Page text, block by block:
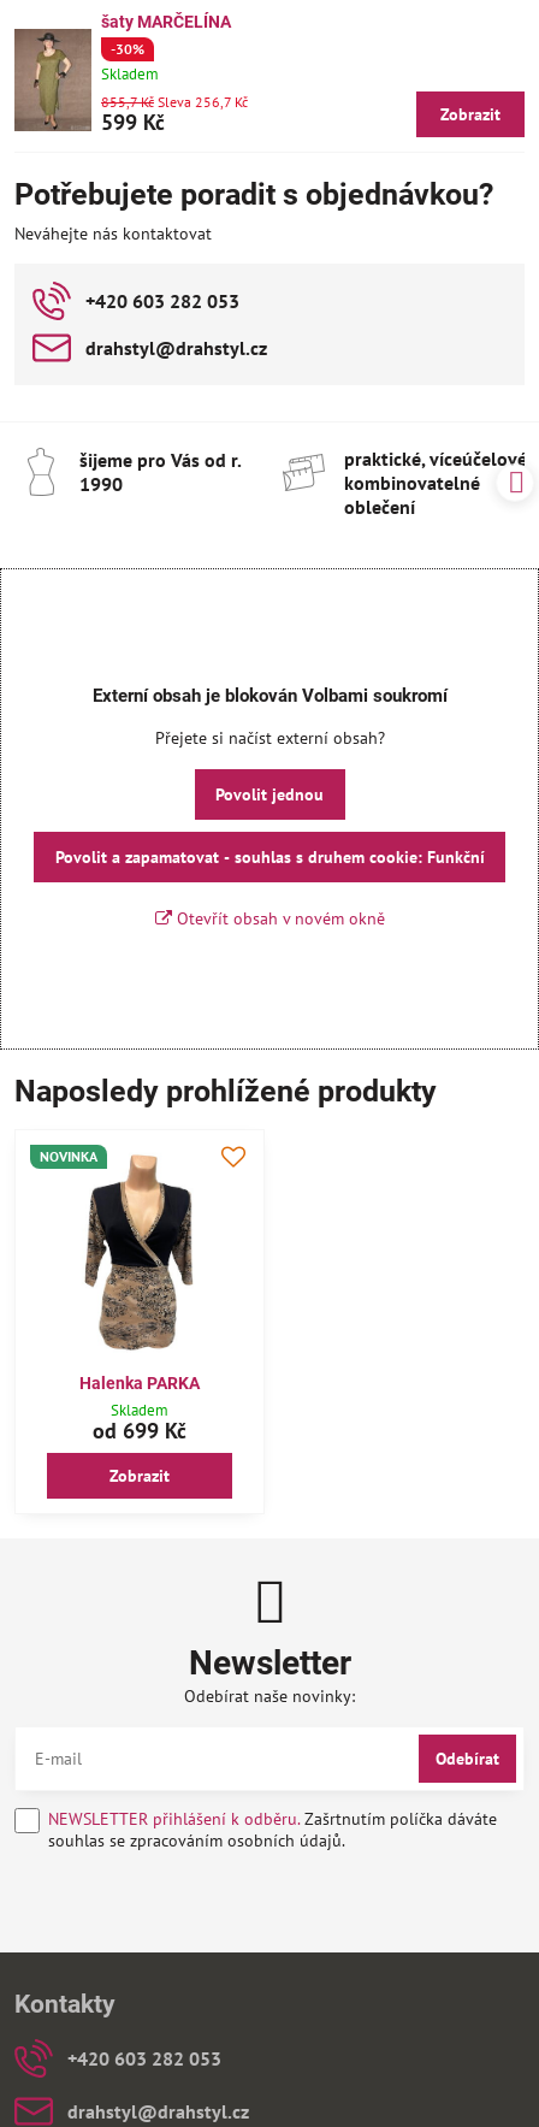
šaty MARČELÍNA
-30%
Skladem
599 Kč
855,7 Kč Sleva 256,7 Kč
Zobrazit
Potřebujete poradit s objednávkou?
Neváhejte nás kontaktovat
+420 603 282 053
drahstyl​@drahstyl​.cz
šijeme pro Vás od r​.
1990
praktické, víceúčelové
kombinovatelné
oblečení
Externí obsah je blokován Volbami soukromí
Přejete si načíst externí obsah?
Povolit jednou
Povolit a zapamatovat - souhlas s druhem cookie: Funkční
Otevřít obsah v novém okně
Naposledy prohlížené produkty
NOVINKA
Halenka PARKA
Skladem
od 699 Kč
Zobrazit
Newsletter
Odebírat naše novinky:
Odebírat
NEWSLETTER přihlášení k odběru.Zašrtnutím políčka dáváte
souhlas se zpracováním osobních údajů.
Kontakty
+420 603 282 053
drahstyl​@drahstyl​.cz